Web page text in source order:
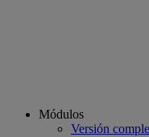
Módulos
Versión